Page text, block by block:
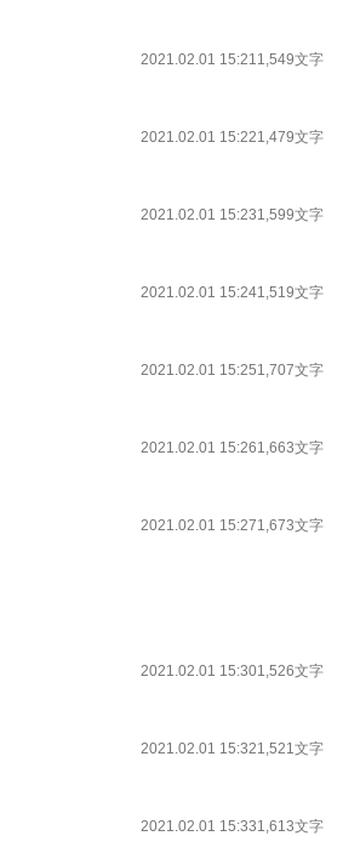
2021.02.01 15:211,549文字
2021.02.01 15:221,479文字
2021.02.01 15:231,599文字
2021.02.01 15:241,519文字
2021.02.01 15:251,707文字
2021.02.01 15:261,663文字
2021.02.01 15:271,673文字
2021.02.01 15:301,526文字
2021.02.01 15:321,521文字
2021.02.01 15:331,613文字